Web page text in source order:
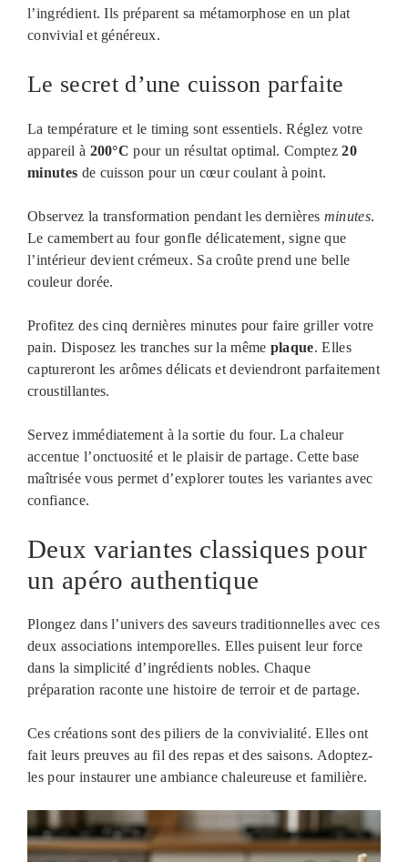
l’ingrédient. Ils préparent sa métamorphose en un plat
convivial et généreux.
Le secret d’une cuisson parfaite
La température et le timing sont essentiels. Réglez votre
appareil à 200°C pour un résultat optimal. Comptez20
minutes de cuisson pour un cœur coulant à point.
Observez la transformation pendant les dernières minutes.
Le camembert au four gonfle délicatement, signe que
l’intérieur devient crémeux. Sa croûte prend une belle
couleur dorée.
Profitez des cinq dernières minutes pour faire griller votre
pain. Disposez les tranches sur la même plaque. Elles
captureront les arômes délicats et deviendront parfaitement
croustillantes.
Servez immédiatement à la sortie du four. La chaleur
accentue l’onctuosité et le plaisir de partage. Cette base
maîtrisée vous permet d’explorer toutes les variantes avec
confiance.
Deux variantes classiques pour
un apéro authentique
Plongez dans l’univers des saveurs traditionnelles avec ces
deux associations intemporelles. Elles puisent leur force
dans la simplicité d’ingrédients nobles. Chaque
préparation raconte une histoire de terroir et de partage.
Ces créations sont des piliers de la convivialité. Elles ont
fait leurs preuves au fil des repas et des saisons. Adoptez-
les pour instaurer une ambiance chaleureuse et familière.